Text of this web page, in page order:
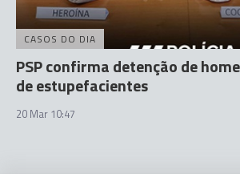
CASOS DO DIA
PSP confirma detenção de
de estupefacientes
20 Mar 10:47